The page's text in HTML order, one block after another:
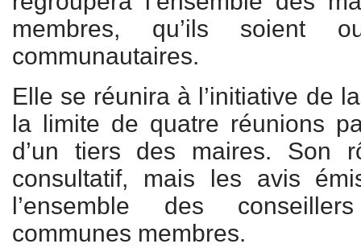
membres, qu’ils soient
communautaires.
Elle se réunira à l’initiative de
la limite de quatre réunions
d’un tiers des maires. Son
consultatif, mais les avis
l’ensemble des
communes membres.